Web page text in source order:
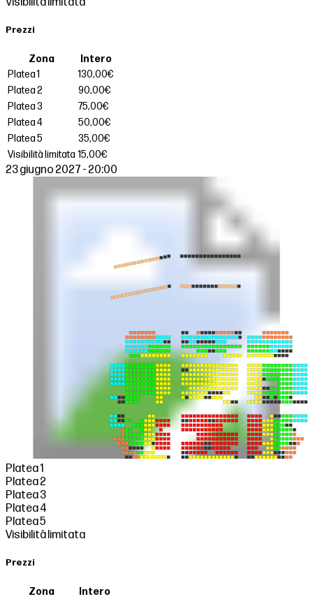
Prezzi
Zona
Intero
Platea 1
130,00€
Platea 2
90,00€
Platea 3
75,00€
Platea 4
50,00€
Platea 5
35,00€
Visibilità limitata 15,00€
23 giugno 2027 - 20:00
Platea 1
Platea 2
Platea 3
Platea 4
Platea 5
Visibilità limitata
Prezzi
Zona
Intero